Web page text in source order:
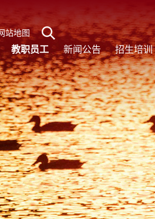
站地图
教职员工 新闻公告 招生培训